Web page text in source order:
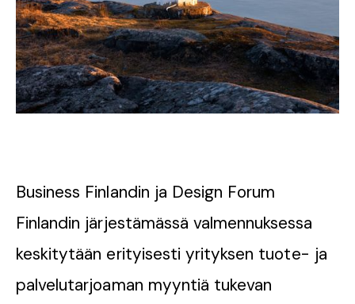
Business Finlandin ja Design Forum
Finlandin järjestämässä valmennuksessa
keskitytään erityisesti yrityksen tuote- ja
palvelutarjoaman myyntiä tukevan